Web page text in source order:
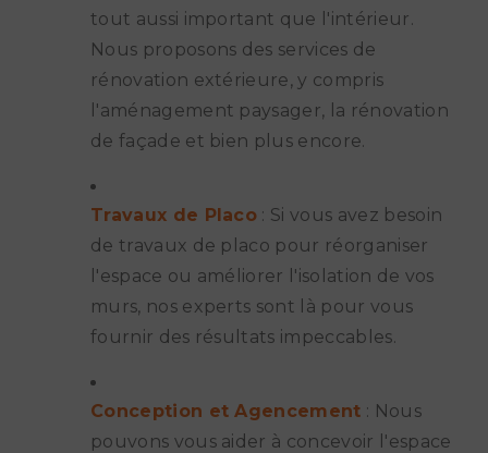
tout aussi important que l'intérieur.
Nous proposons des services de
rénovation extérieure, y compris
l'aménagement paysager, la rénovation
de façade et bien plus encore.
Travaux de Placo : Si vous avez besoin
de travaux de placo pour réorganiser
l'espace ou améliorer l'isolation de vos
murs, nos experts sont là pour vous
fournir des résultats impeccables.
Conception et Agencement : Nous
pouvons vous aider à concevoir l'espace